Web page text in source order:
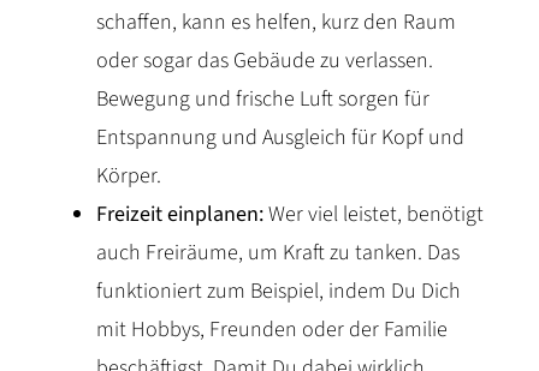
schaffen, kann es helfen, kurz den Raum
oder sogar das Gebäude zu verlassen.
Bewegung und frische Luft sorgen für
Entspannung und Ausgleich für Kopf und
Körper.
Freizeit einplanen:Wer viel leistet, benötigt
auch Freiräume, um Kraft zu tanken. Das
funktioniert zum Beispiel, indem Du Dich
mit Hobbys, Freunden oder der Familie